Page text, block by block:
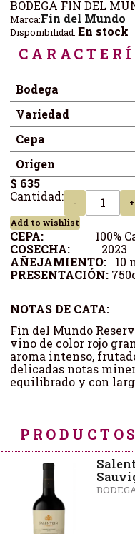
BODEGA FIN DEL
Marca:Fin del Mundo
Disponibilidad: En stock
Bodega
Variedad
Cepa
Origen
$ 635
Cantidad:
- +
Add to wishlist
CEPA: 100%
COSECHA: 2023
AÑEJAMIENTO: 10
PRESENTACIÓN:
NOTAS DE CATA:
Fin del Mundo
vino de color rojo
aroma intenso,
delicadas notas
equilibrado y con